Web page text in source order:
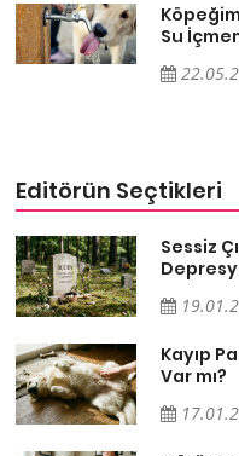
Su
Editörün Seçtikleri
Sessiz
Kayıp
Var mı?